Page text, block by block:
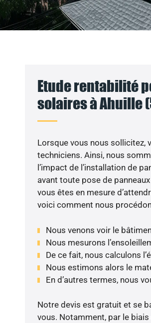
Etude rentabilité
solaires à Ahuille
Lorsque vous nous sollicitez,
techniciens. Ainsi, nous
l’impact de l’installation de
avant toute pose de
vous êtes en mesure
voici comment nous
Nous venons voir le
Nous mesurons
De ce fait, nous calculons
Nous estimons alors le
En d’autres termes, nous
Notre devis est gratuit et se
vous. Notamment, par le